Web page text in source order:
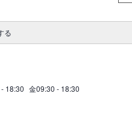
る
18:30 金09:30 - 18:30